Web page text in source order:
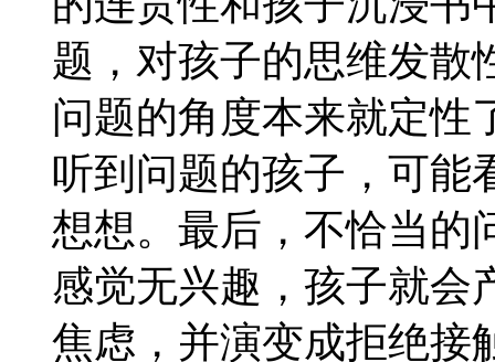
题，对孩子的思维发散
问题的角度本来就定性
听到问题的孩子，可能
想想。最后，不恰当的
感觉无兴趣，孩子就会
焦虑，并演变成拒绝接